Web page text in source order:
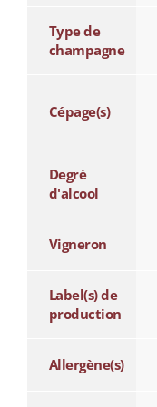
Type de
champagne
Cépage(s)
Degré
d'alcool
Vigneron
Label(s) de
production
Allergène(s)